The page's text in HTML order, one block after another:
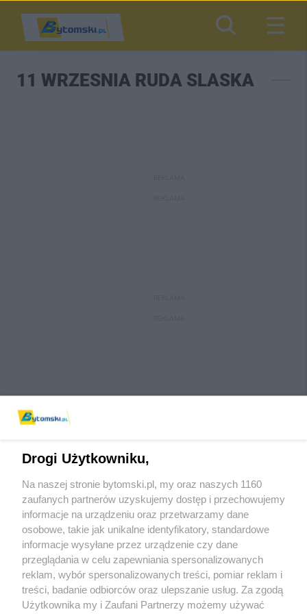
11 WRZESNIA RUDA SLASKA
Wydawca mediów lokalnych
Nie zapomnij
zapoznać się z:
polityką prywatności regulamin korzystania z portali
Twojemiasto Skontaktuj sięz nami
Drogi Użytkowniku,
Na naszej stronie bytomski.pl, my oraz naszych 1160
zaufanych partnerów uzyskujemy dostęp i przechowujemy
informacje na urządzeniu oraz przetwarzamy dane
osobowe, takie jak unikalne identyfikatory, standardowe
informacje wysyłane przez urządzenie czy dane
przeglądania w celu zapewniania spersonalizowanych
reklam, wybór spersonalizowanych treści, pomiar reklam i
treści, badanie odbiorców oraz ulepszanie usług. Za zgodą
Użytkownika my i Zaufani Partnerzy możemy używać